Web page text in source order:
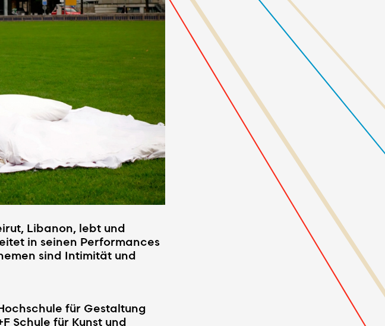
Libanon, lebt und
in seinen Performances
sind Intimität und
für Gestaltung
Schule für Kunst und